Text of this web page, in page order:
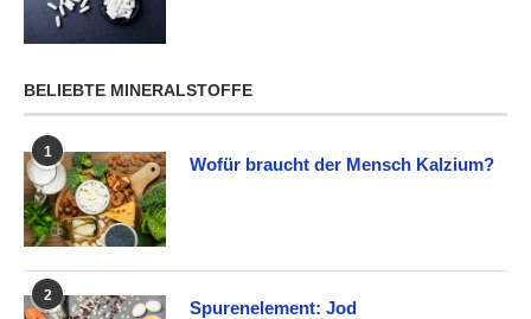
BELIEBTE MINERALSTOFFE
1
Wofür braucht der Mensch Kalzium?
2
Spurenelement: Jod